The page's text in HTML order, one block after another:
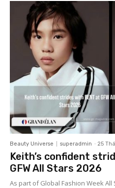
Beauty Universe superadmin - 25
Keith’s confident
GFW All Stars 2026
As part of Global Fashion Week All